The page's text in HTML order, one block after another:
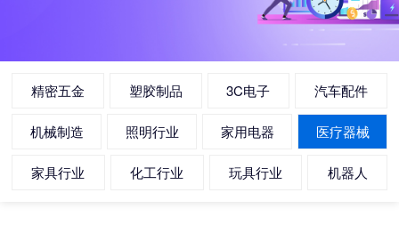
精密五金 塑胶制品 3C电子 汽车配件
机械制造 照明行业 家用电器 医疗器械
家具行业 化工行业 玩具行业 机器人